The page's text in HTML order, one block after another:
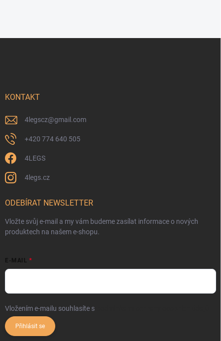
KONTAKT
4legscz@gmail.com
+420 774 640 505
4LEGS
4legs.cz
ODEBÍRAT NEWSLETTER
Vložte svůj e-mail a my vám budeme zasílat informace o nových
produktech na našem e-shopu.
E-MAIL
Vložením e-mailu souhlasíte s
Přihlásit se